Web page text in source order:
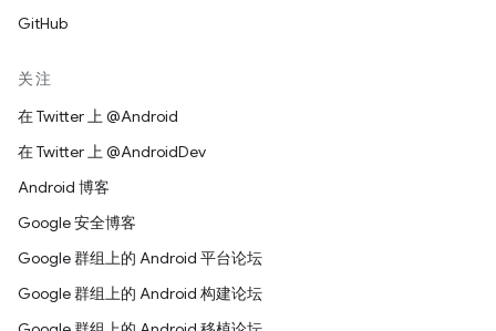
GitHub
关注
在 Twitter 上 @Android
在 Twitter 上 @AndroidDev
Android 博客
Google 安全博客
Google 群组上的 Android 平台论坛
Google 群组上的 Android 构建论坛